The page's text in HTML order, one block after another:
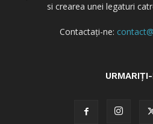
si crearea unei legaturi
Contactați-ne: